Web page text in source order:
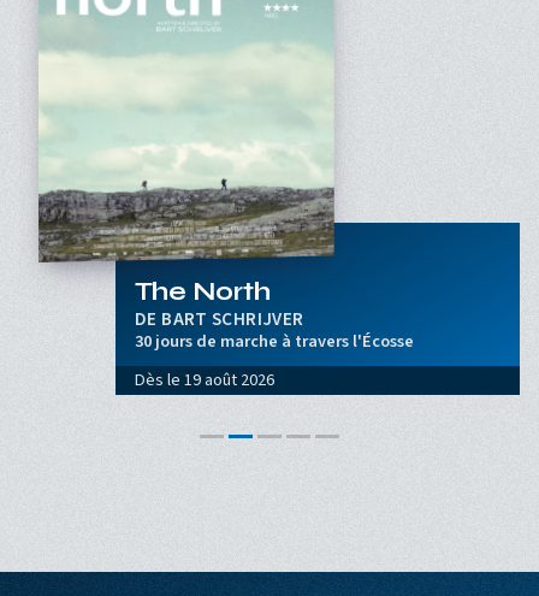
The North
BART SCHRIJVER
30 jours de marche à travers l'Écosse
Dès le19 août 2026